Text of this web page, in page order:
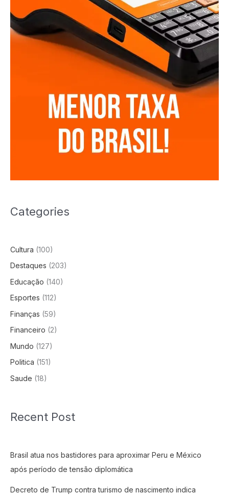
Categories
Cultura (100)
Destaques (203)
Educação (140)
Esportes (112)
Finanças (59)
Financeiro (2)
Mundo (127)
Politica (151)
Saude (18)
Recent Post
Brasil atua nos bastidores para aproximar Peru e México
após período de tensão diplomática
Decreto de Trump contra turismo de nascimento indica